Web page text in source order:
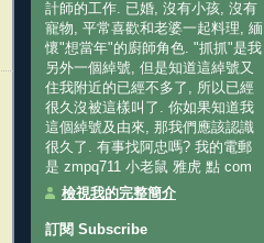
計師的工作. 已婚, 沒有小孩, 沒有
寵物, 平常喜歡和老婆一起料理, 緬
懷"想當年"的廚師角色. "抓抓"是我
另外一個綽號, 但是知道這綽號又
住我附近的已經不多了, 所以已經
很久沒被這樣叫了. 你如果知道我
這個綽號及由來, 那我們應該認識
很久了. 有事找阿忠嗎? 我的電郵
是 zmpq711 小老鼠 雅虎 點 com
檢視我的完整簡介
訂閱 Subscribe